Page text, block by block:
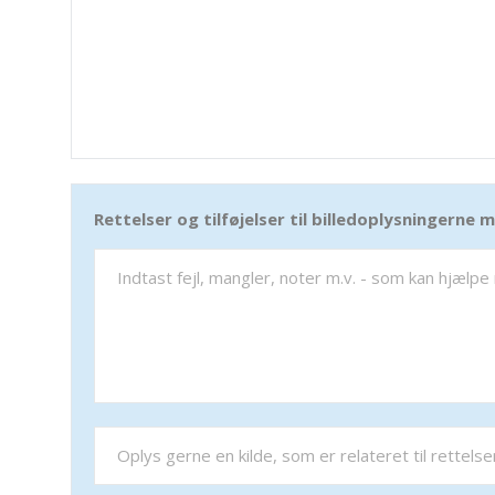
Rettelser og tilføjelser til billedoplysningerne